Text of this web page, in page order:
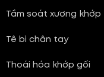
Tầm soát xương khớp
Tê bì chân tay
Thoái hóa khớp gối